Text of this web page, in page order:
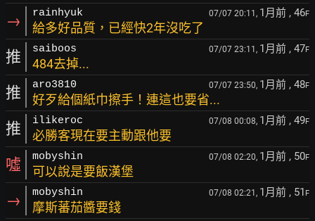
→ rainhyuk 07/07 20:11, 1月前 , 46F
給多好品質，已經快2年沒吃了
推 saiboos 07/07 23:11, 1月前 , 47F
484去掉...
推 aro3810 07/07 23:50, 1月前 , 48F
好歹給個紙巾擦手！連這也要省...
推 ilikeroc 07/08 00:08, 1月前 , 49F
必勝客現在要主動跟他要
噓 mobyshin 07/08 02:20, 1月前 , 50F
可以說是要飯漢堡
→ mobyshin 07/08 02:21, 1月前 , 51 F
摩斯蕃茄醬要錢